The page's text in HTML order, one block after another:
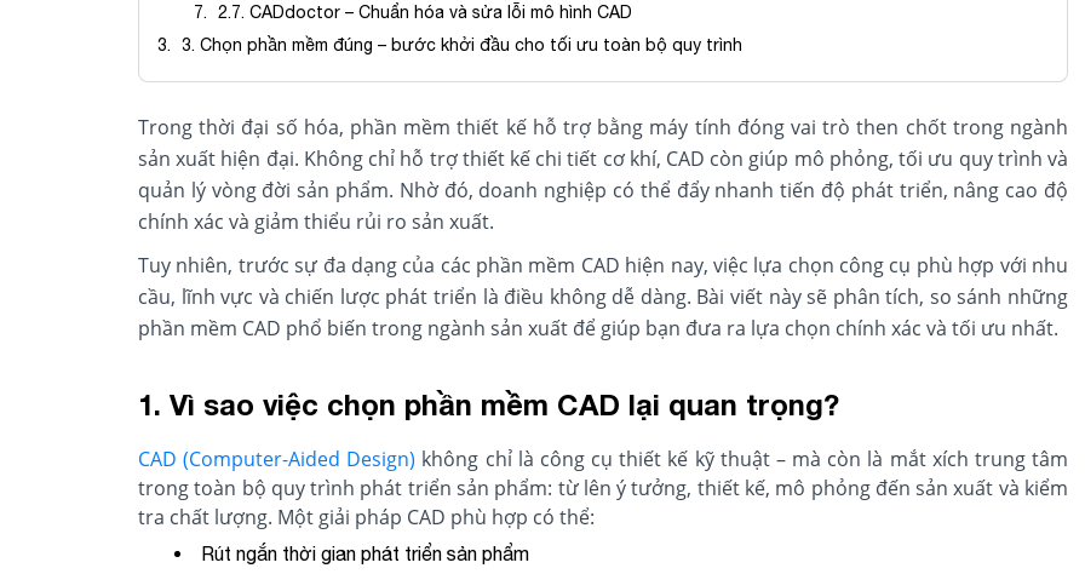
2.7. CADdoctor – Chuẩn hóa và sửa lỗi mô hình CAD
3. Chọn phần mềm đúng – bước khởi đầu cho tối ưu toàn bộ quy trình
Trong thời đại số hóa, phần mềm thiết kế hỗ trợ bằng máy tính đóng vai trò then chốt trong ngành
sản xuất hiện đại. Không chỉ hỗ trợ thiết kế chi tiết cơ khí, CAD còn giúp mô phỏng, tối ưu quy trình và
quản lý vòng đời sản phẩm. Nhờ đó, doanh nghiệp có thể đẩy nhanh tiến độ phát triển, nâng cao độ
chính xác và giảm thiểu rủi ro sản xuất.
Tuy nhiên, trước sự đa dạng của các phần mềm CAD hiện nay, việc lựa chọn công cụ phù hợp với nhu
cầu, lĩnh vực và chiến lược phát triển là điều không dễ dàng. Bài viết này sẽ phân tích, so sánh những
phần mềm CAD phổ biến trong ngành sản xuất để giúp bạn đưa ra lựa chọn chính xác và tối ưu nhất.
1. Vì sao việc chọn phần mềm CAD lại quan trọng?
CAD (Computer-Aided Design) không chỉ là công cụ thiết kế kỹ thuật – mà còn là mắt xích trung tâm
trong toàn bộ quy trình phát triển sản phẩm: từ lên ý tưởng, thiết kế, mô phỏng đến sản xuất và kiểm
tra chất lượng. Một giải pháp CAD phù hợp có thể:
Rút ngắn thời gian phát triển sản phẩm